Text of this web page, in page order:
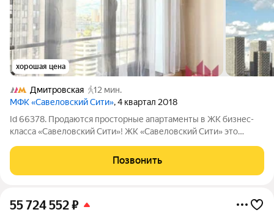
хорошая цена
Дмитровская
12 мин.
МФК «Савеловский Сити», 4 квартал 2018
Id 66378. Продаются просторные апартаменты в ЖК бизнес-
класса «Савеловский Сити»! ЖК «Савеловский Сити» это
небоскребов в престижном Бутырском районе (СВАО).
Квартира расположена в корпусе, который
Позвонить
55 724 552₽